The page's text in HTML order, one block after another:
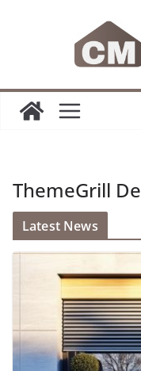
ThemeGrill
Latest News